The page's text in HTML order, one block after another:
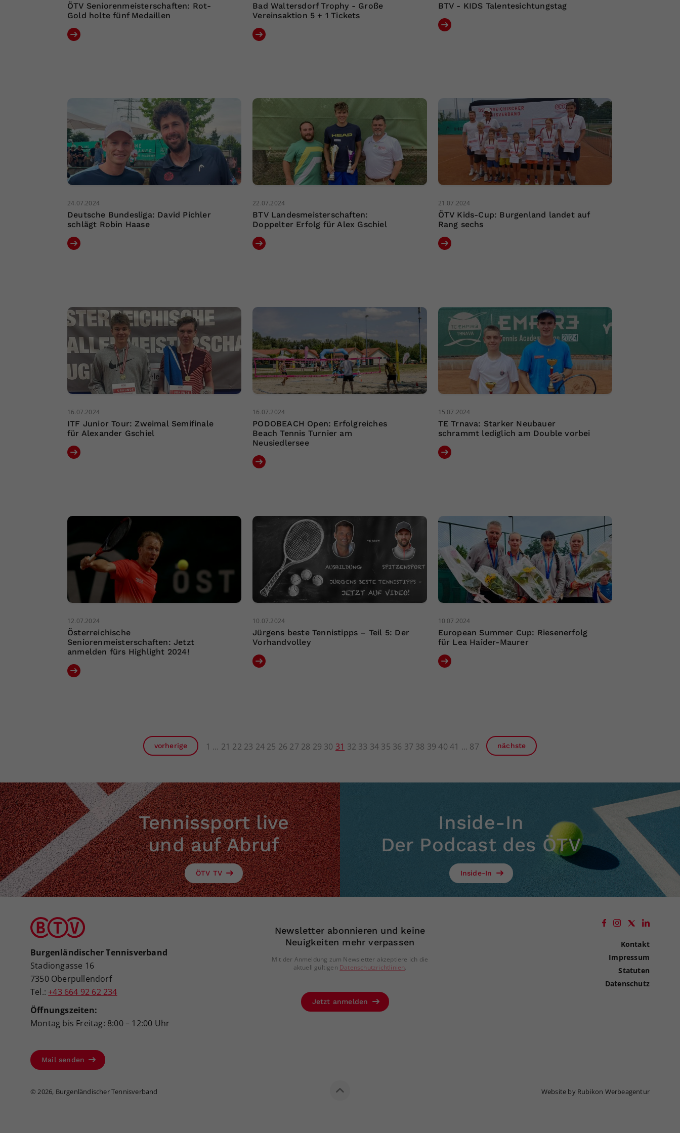
ÖTV Seniorenmeisterschaften: Rot-
Gold holte fünf Medaillen
Bad Waltersdorf Trophy - Große
Vereinsaktion 5 + 1 Tickets
BTV - KIDS Talentesichtungstag
24.07.2024
Deutsche Bundesliga: David Pichler
schlägt Robin Haase
22.07.2024
BTV Landesmeisterschaften:
Doppelter Erfolg für Alex Gschiel
21.07.2024
ÖTV Kids-Cup: Burgenland landet auf
Rang sechs
16.07.2024
ITF Junior Tour: Zweimal Semifinale
für Alexander Gschiel
16.07.2024
PODOBEACH Open: Erfolgreiches
Beach Tennis Turnier am
Neusiedlersee
15.07.2024
TE Trnava: Starker Neubauer
schrammt lediglich am Double vorbei
12.07.2024
Österreichische
Seniorenmeisterschaften: Jetzt
anmelden fürs Highlight 2024!
10.07.2024
Jürgens beste Tennistipps – Teil 5: Der
Vorhandvolley
10.07.2024
European Summer Cup: Riesenerfolg
für Lea Haider-Maurer
vorherige 1 21 22 23 24 25 26 27 28 29 30 31 32 33 34 35 36 37 38 39 40 41 87 nächste
Tennissport live
und auf Abruf
ÖTV TV
Inside-In
Der Podcast des ÖTV
Inside-In
Burgenländischer Tennisverband
Stadiongasse 16
7350 Oberpullendorf
Tel.: +43 664 92 62 234
Öffnungszeiten:
Montag bis Freitag: 8:00 – 12:00 Uhr
Mail senden
Newsletter abonnieren und keine
Neuigkeiten mehr verpassen
Mit der Anmeldung zum Newsletter akzeptiere ich die
aktuell gültigen Datenschutzrichtlinien.
Jetzt anmelden
Kontakt
Impressum
Statuten
Datenschutz
©2026, Burgenländischer Tennisverband Website by Rubikon Werbeagentur